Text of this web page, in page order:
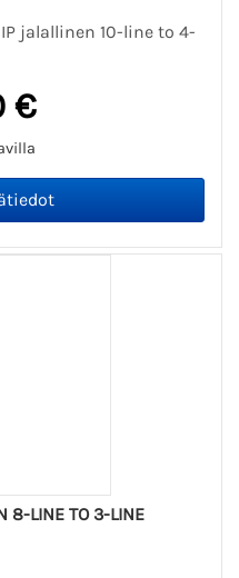
jalallinen 10-line to 4-
€
8-LINE TO 3-LINE